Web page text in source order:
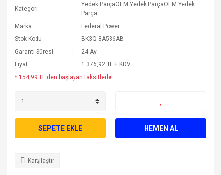
Kategori
Yedek ParçaOEM Yedek ParçaOEM Yedek
Parça
Marka
Federal Power
Stok Kodu
BK3Q 8A586AB
Garanti Süresi
24 Ay
Fiyat
1.376,92 TL + KDV
* 154,99 TL den başlayan taksitlerle!
SEPETE EKLE HEMEN AL
Karşılaştır